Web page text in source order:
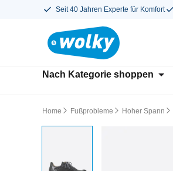
Seit 40 Jahren Experte für Komfort
Nach Kategorie shoppen
Home Fußprobleme Hoher Spann